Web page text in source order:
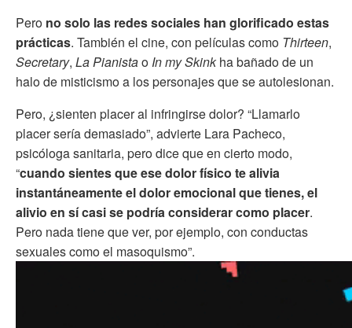
Pero no solo las redes sociales han glorificado estas
prácticas. También el cine, con películas como Thirteen,
Secretary, La Pianistao In my Skinkha bañado de un
halo de misticismo a los personajes que se autolesionan.
Pero, ¿sienten placer al infringirse dolor? “Llamarlo
placer sería demasiado”, advierte Lara Pacheco,
psicóloga sanitaria, pero dice que en cierto modo,
“cuando sientes que ese dolor físico te alivia
instantáneamente el dolor emocional que tienes, el
alivio en sí casi se podría considerar como placer.
Pero nada tiene que ver, por ejemplo, con conductas
sexuales como el masoquismo”.